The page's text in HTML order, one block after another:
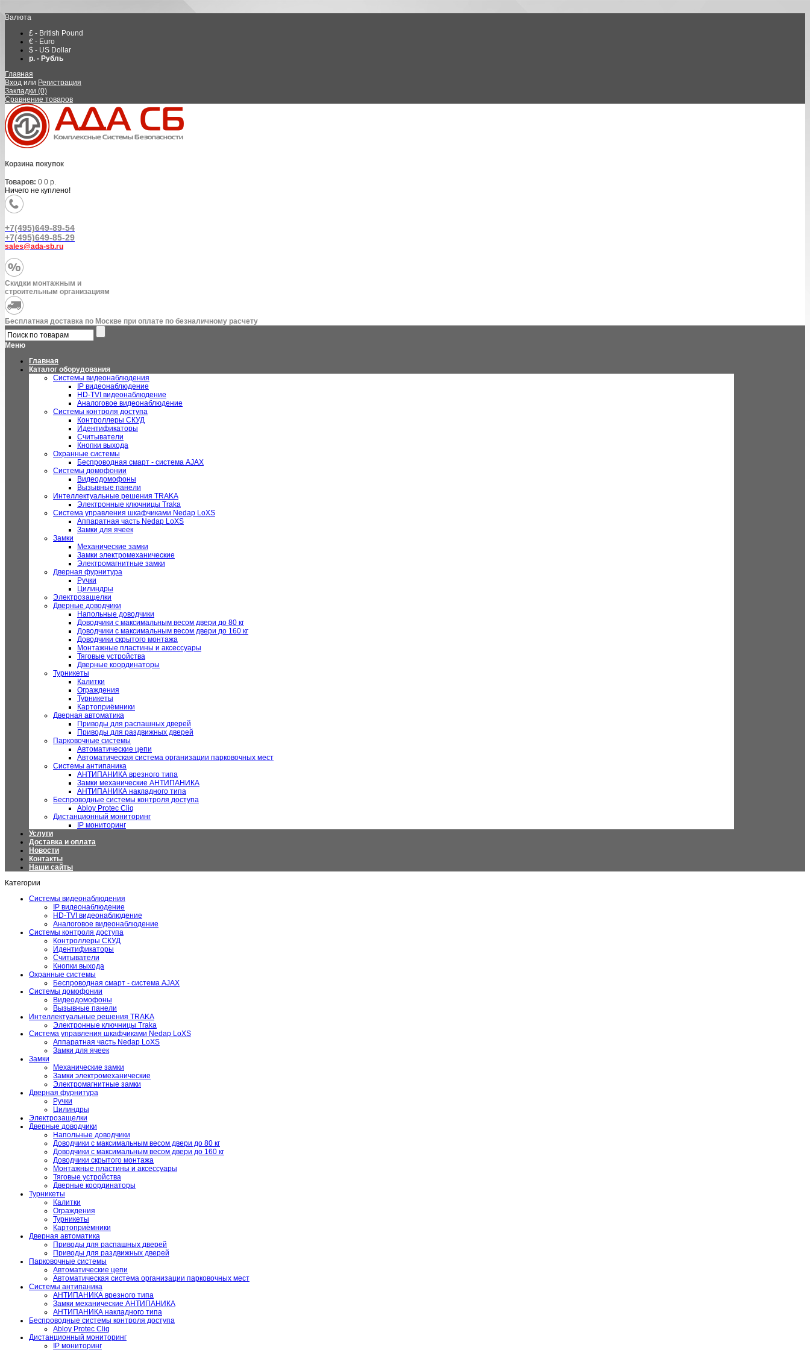
Валюта
£ - British Pound
€ - Euro
$ - US Dollar
р. - Рубль
Главная
Вход или Регистрация
Закладки (0)
Сравнение товаров
Корзина покупок
Товаров: 0 0 р.
Ничего не куплено!
+7(495)649-89-54
+7(495)649-85-29
sales@ada-sb.ru
Скидки монтажным и
строительным организациям
Бесплатная доставка по Москве при оплате по безналичному расчету
Меню
Главная
Каталог оборудования
Системы видеонаблюдения
IP видеонаблюдение
HD-TVI видеонаблюдение
Аналоговое видеонаблюдение
Системы контроля доступа
Контроллеры СКУД
Идентификаторы
Считыватели
Кнопки выхода
Охранные системы
Беспроводная смарт - система AJAX
Системы домофонии
Видеодомофоны
Вызывные панели
Интеллектуальные решения TRAKA
Электронные ключницы Traka
Система управления шкафчиками Nedap LoXS
Аппаратная часть Nedap LoXS
Замки для ячеек
Замки
Механические замки
Замки электромеханические
Электромагнитные замки
Дверная фурнитура
Ручки
Цилиндры
Электрозащелки
Дверные доводчики
Напольные доводчики
Доводчики с максимальным весом двери до 80 кг
Доводчики с максимальным весом двери до 160 кг
Доводчики скрытого монтажа
Монтажные пластины и аксессуары
Тяговые устройства
Дверные координаторы
Турникеты
Калитки
Ограждения
Турникеты
Картоприёмники
Дверная автоматика
Приводы для распашных дверей
Приводы для раздвижных дверей
Парковочные системы
Автоматические цепи
Автоматическая система организации парковочных мест
Системы антипаника
АНТИПАНИКА врезного типа
Замки механические АНТИПАНИКА
АНТИПАНИКА накладного типа
Беспроводные системы контроля доступа
Abloy Protec Cliq
Дистанционный мониторинг
IP мониторинг
Услуги
Доставка и оплата
Новости
Контакты
Наши сайты
Категории
Системы видеонаблюдения
IP видеонаблюдение
HD-TVI видеонаблюдение
Аналоговое видеонаблюдение
Системы контроля доступа
Контроллеры СКУД
Идентификаторы
Считыватели
Кнопки выхода
Охранные системы
Беспроводная смарт - система AJAX
Системы домофонии
Видеодомофоны
Вызывные панели
Интеллектуальные решения TRAKA
Электронные ключницы Traka
Система управления шкафчиками Nedap LoXS
Аппаратная часть Nedap LoXS
Замки для ячеек
Замки
Механические замки
Замки электромеханические
Электромагнитные замки
Дверная фурнитура
Ручки
Цилиндры
Электрозащелки
Дверные доводчики
Напольные доводчики
Доводчики с максимальным весом двери до 80 кг
Доводчики с максимальным весом двери до 160 кг
Доводчики скрытого монтажа
Монтажные пластины и аксессуары
Тяговые устройства
Дверные координаторы
Турникеты
Калитки
Ограждения
Турникеты
Картоприёмники
Дверная автоматика
Приводы для распашных дверей
Приводы для раздвижных дверей
Парковочные системы
Автоматические цепи
Автоматическая система организации парковочных мест
Системы антипаника
АНТИПАНИКА врезного типа
Замки механические АНТИПАНИКА
АНТИПАНИКА накладного типа
Беспроводные системы контроля доступа
Abloy Protec Cliq
Дистанционный мониторинг
IP мониторинг